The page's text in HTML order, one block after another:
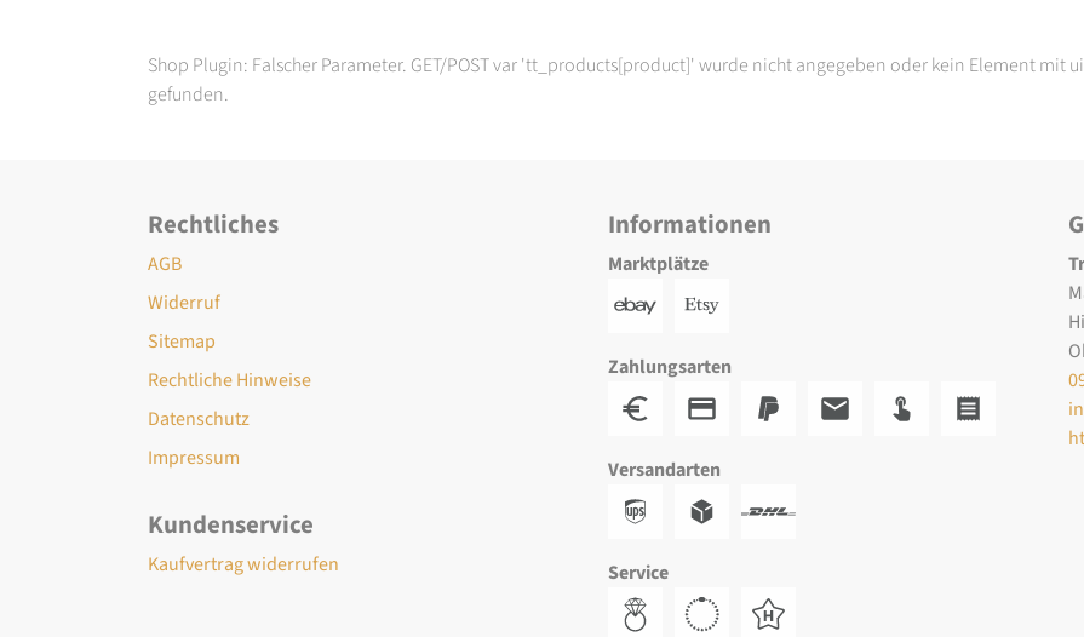
Shop Plugin: Falscher Parameter. GET/POST var 'tt_products[product]' wurde nicht angegeben oder kein Element mit
gefunden.
Rechtliches
AGB
Widerruf
Sitemap
Rechtliche Hinweise
Datenschutz
Impressum
Kundenservice
Kaufvertrag widerrufen
Informationen
Marktplätze
Zahlungsarten
Versandarten
Service